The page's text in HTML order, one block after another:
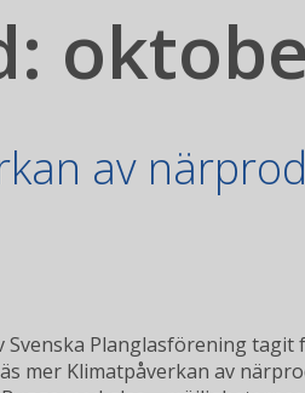
av
Svenska Planglasförening
mer Klimatpåverkan av